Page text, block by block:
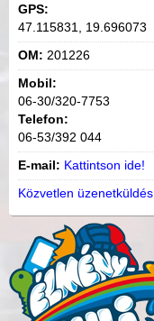
GPS:
47.115831, 19.696073
OM: 201226
Mobil:
06-30/320-7753
Telefon:
06-53/392 044
E-mail: Kattintson ide!
Közvetlen üzenetküldés